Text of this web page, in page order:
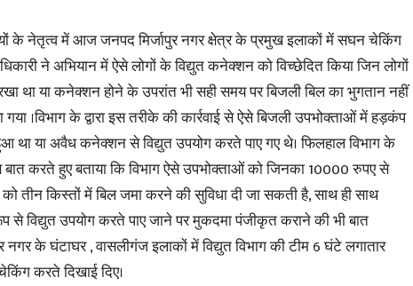
News,
Latest
के नेतृत्व में आज जनपद मिर्जापुर नगर क्षेत्र के प्रमुख इलाकों में सघन चेकिंग
ने अभियान में ऐसे लोगों के विद्युत कनेक्शन को विच्छेदित किया जिन लोगों
था या कनेक्शन होने के उपरांत भी सही समय पर बिजली बिल का भुगतान नहीं
।विभाग के द्वारा इस तरीके की कार्रवाई से ऐसे बिजली उपभोक्ताओं में हड़कंप
था या अवैध कनेक्शन से विद्युत उपयोग करते पाए गए थे। फिलहाल विभाग के
करते हुए बताया कि विभाग ऐसे उपभोक्ताओं को जिनका 10000 रुपए से
तीन किस्तों में बिल जमा करने की सुविधा दी जा सकती है, साथ ही साथ
उपयोग करते पाए जाने पर मुकदमा पंजीकृत कराने की भी बात
नगर के घंटाघर , वासलीगंज इलाकों में विद्युत विभाग की टीम 6 घंटे लगातार
करते दिखाई दिए।